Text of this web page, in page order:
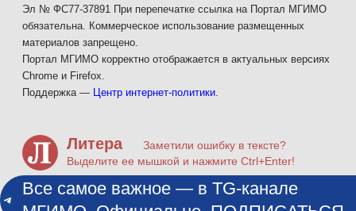
Эл № ФС77-37891 При перепечатке ссылка на Портал МГИМО
обязательна. Коммерческое использование размещенных
материалов запрещено.
Портал МГИМО корректно отображается в актуальных версиях
Chrome и Firefox.
Поддержка — Центр интернет-политики.
Литера
Заметили ошибку в тексте?
Выделите ее мышкой и нажмите Ctrl+Enter!
Все самое важное — в TG-канале